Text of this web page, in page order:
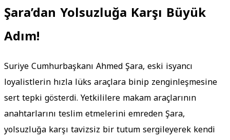
Şara’dan Yolsuzluğa Karşı Büyük
Adım!
Suriye Cumhurbaşkanı Ahmed Şara, eski isyancı
loyalistlerin hızla lüks araçlara binip zenginleşmesine
sert tepki gösterdi. Yetkililere makam araçlarının
anahtarlarını teslim etmelerini emreden Şara,
yolsuzluğa karşı tavizsiz bir tutum sergileyerek kendi